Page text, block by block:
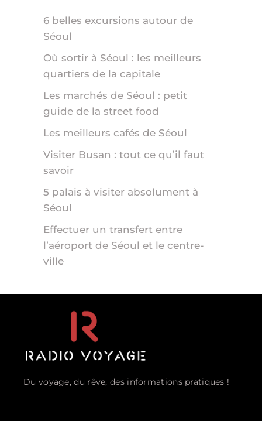
6 belles excursions autour de
Séoul
Où sortir à Séoul : les meilleurs
quartiers de la capitale
Les marchés de Séoul : petit
guide de la street food
Les meilleurs cafés de Séoul
Visiter Busan : tout ce qu’il faut
savoir
5 palais à visiter absolument à
Séoul
Effectuer un transfert entre
l’aéroport de Séoul et le centre-
ville
Du voyage, du rêve, des informations pratiques !